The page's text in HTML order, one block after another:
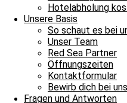
Hotelabholung
Unsere Basis
So schaut es bei
Unser Team
Red Sea Partner
Öffnungszeiten
Kontaktformular
Bewirb dich bei uns
Fragen und Antworten
Simone